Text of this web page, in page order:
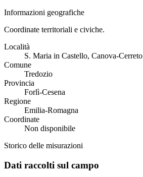
Informazioni geografiche
Coordinate territoriali e civiche.
Località
S. Maria in Castello, Canova-Cerreto
Comune
Tredozio
Provincia
Forlì-Cesena
Regione
Emilia-Romagna
Coordinate
Non disponibile
Storico delle misurazioni
Dati raccolti sul campo